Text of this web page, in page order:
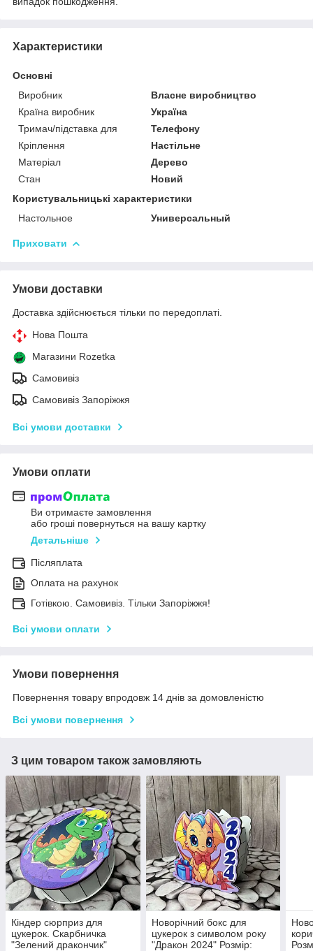
Характеристики
Основні
Виробник
Власне виробництво
Країна виробник
Україна
Тримач/підставка для
Телефону
Кріплення
Настільне
Матеріал
Дерево
Стан
Новий
Користувальницькі характеристики
Настольное
Универсальный
Приховати
Умови доставки
Доставка здійснюється тільки по передоплаті.
Нова Пошта
Магазини Rozetka
Самовивіз
Самовивіз Запоріжжя
Всі умови доставки
Умови оплати
Ви отримаєте замовлення
або гроші повернуться на вашу картку
Детальніше
Післяплата
Оплата на рахунок
Готівкою. Самовивіз. Тільки Запоріжжя!
Всі умови оплати
Умови повернення
Повернення товару впродовж 14 днів за домовленістю
Всі умови повернення
З цим товаром також замовляють
Кіндер сюрприз для
цукерок. Скарбничка
"Зелений дракончик"
Новорічний бокс для
цукерок з символом року
"Дракон 2024" Розмір: